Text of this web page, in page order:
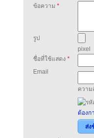
ข้อความ *
รูป
pixel
ชื่อที่ใช้แสดง *
Email
ความ
ต้องก
ส่ง